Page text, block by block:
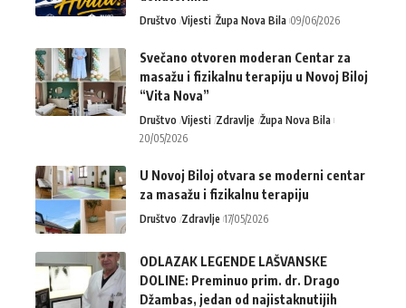
Društvo Vijesti Župa Nova Bila 09/06/2026
Svečano otvoren moderan Centar za
masažu i fizikalnu terapiju u Novoj Biloj
“Vita Nova”
Društvo Vijesti Zdravlje Župa Nova Bila
20/05/2026
U Novoj Biloj otvara se moderni centar
za masažu i fizikalnu terapiju
Društvo Zdravlje 17/05/2026
ODLAZAK LEGENDE LAŠVANSKE
DOLINE: Preminuo prim. dr. Drago
Džambas, jedan od najistaknutijih